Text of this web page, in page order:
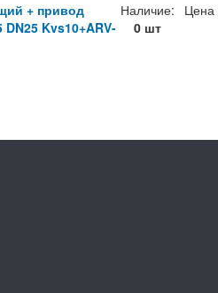
+ привод
DN25 Kvs10+ARV-
Наличие:
0 шт
Цена